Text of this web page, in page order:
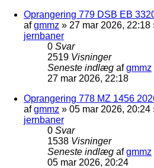
Oprangering 779 DSB EB
afgmmz » 27 mar 2026, 22:18
jernbaner
0 Svar
2519 Visninger
Seneste indlæg afgmmz
27 mar 2026, 22:18
Oprangering 778 MZ 1456
afgmmz » 05 mar 2026, 20:24
jernbaner
0 Svar
1538 Visninger
Seneste indlæg afgmmz
05 mar 2026, 20:24